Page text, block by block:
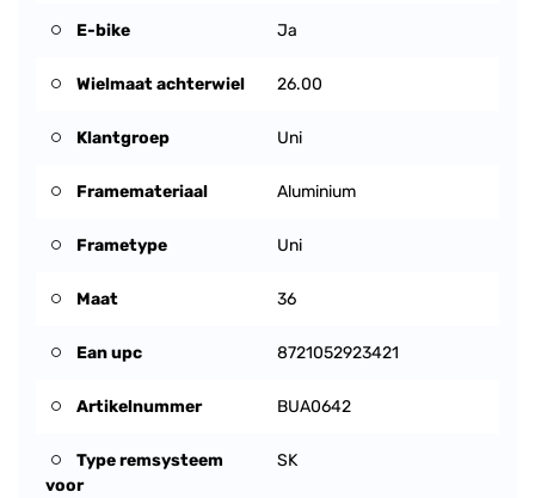
E-bike Ja
Wielmaat achterwiel 26.00
Klantgroep Uni
Framemateriaal Aluminium
Frametype Uni
Maat 36
Ean upc 8721052923421
Artikelnummer BUA0642
Type remsysteem
voor
SK